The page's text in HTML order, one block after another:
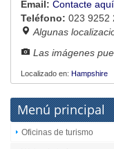
Email: Contacte
Teléfono: 023 9252
Algunas
Las imágenes
Localizado en: Hampshire
Menú principal
Oficinas de turismo